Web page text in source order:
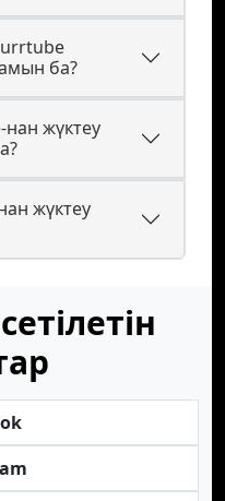
ба?
жүктеу
жүктеу